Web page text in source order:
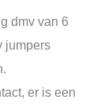
dmv van 6
jumpers
er is een